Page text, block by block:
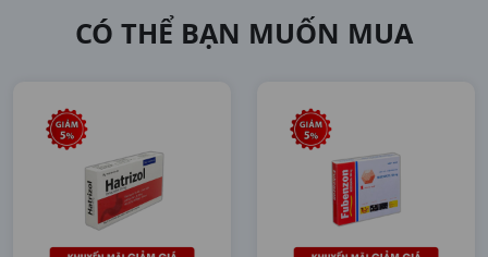
CÓ THỂ BẠN MUỐN MUA